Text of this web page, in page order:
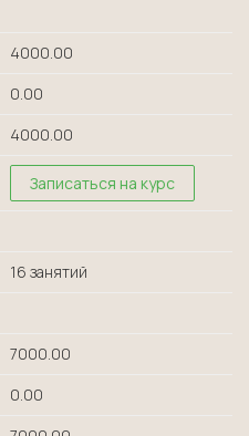
4000.00
0.00
4000.00
Записаться на курс
16 занятий
7000.00
0.00